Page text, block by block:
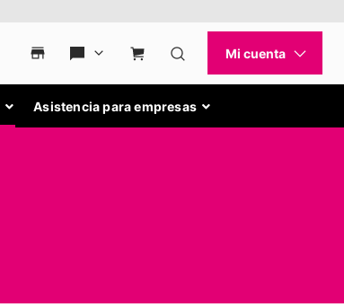
Asistencia para empresas